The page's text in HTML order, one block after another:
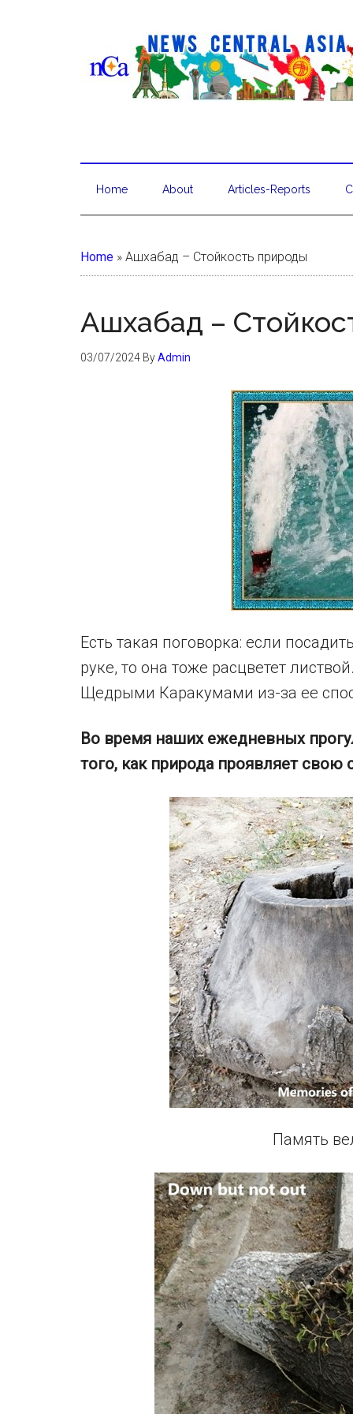
Home About Articles-Reports
Home » Ашхабад – Стойкость природы
Ашхабад –
03/07/2024 ByAdmin
Есть такая поговорка: если
руке, то она тоже расцветет
Щедрыми Каракумами из-за ее
Во время наших ежедневных
того, как природа проявляет свою
Память